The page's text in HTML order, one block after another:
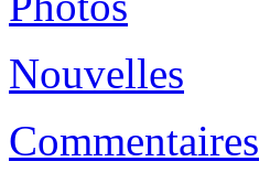
Nouvelles
Commentaires